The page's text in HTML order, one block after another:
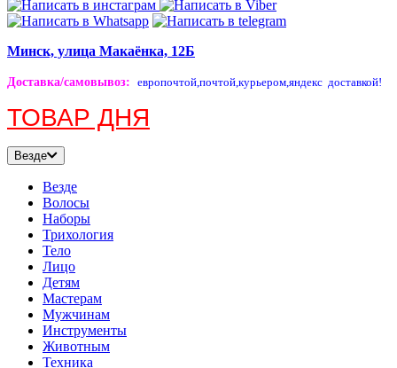
Минск, улица Макаёнка, 12Б
Доставка/самовывоз: европочтой,почтой,курьером,яндекс доставкой!
ТОВАР ДНЯ
Везде
Везде
Волосы
Наборы
Трихология
Тело
Лицо
Детям
Мастерам
Мужчинам
Инструменты
Животным
Техника